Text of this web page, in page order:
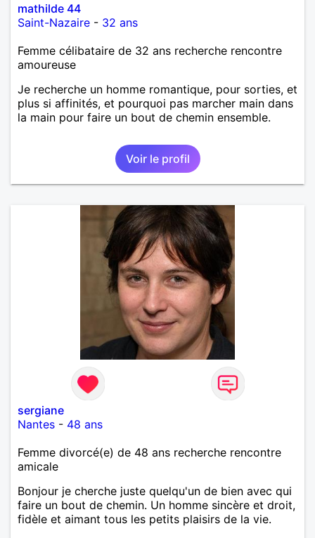
mathilde 44
Saint-Nazaire - 32 ans
Femme célibataire de 32 ans recherche rencontre
amoureuse
Je recherche un homme romantique, pour sorties, et
plus si affinités, et pourquoi pas marcher main dans
la main pour faire un bout de chemin ensemble.
Voir le profil
sergiane
Nantes - 48 ans
Femme divorcé(e) de 48 ans recherche rencontre
amicale
Bonjour je cherche juste quelqu'un de bien avec qui
faire un bout de chemin. Un homme sincère et droit,
fidèle et aimant tous les petits plaisirs de la vie.